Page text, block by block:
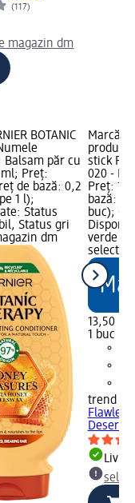
(117)
magazin dm
BOTANIC
păr cu
Preț:
de bază: 0,2
1 l);
Status
Status gri
dm
Marcă:
stick
020 -
Preț:
bază: 1
buc);
verde
13,50 lei
1 buc
trend !t